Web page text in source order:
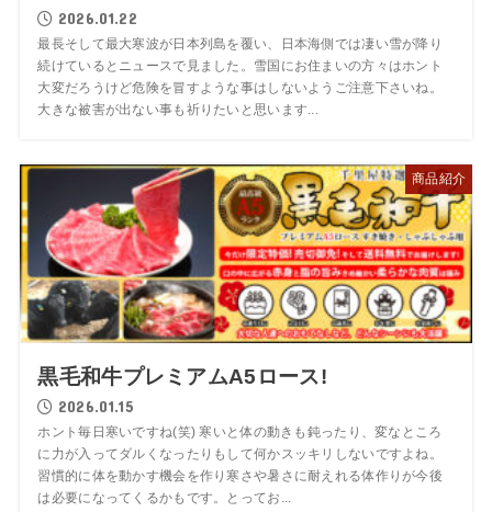
2026.01.22
最長そして最大寒波が日本列島を覆い、日本海側では凄い雪が降り
続けているとニュースで見ました。雪国にお住まいの方々はホント
大変だろうけど危険を冒すような事はしないようご注意下さいね。
大きな被害が出ない事も祈りたいと思います...
商品紹介
黒毛和牛プレミアムA5ロース!
2026.01.15
ホント毎日寒いですね(笑) 寒いと体の動きも鈍ったり、変なところ
に力が入ってダルくなったりもして何かスッキリしないですよね。
習慣的に体を動かす機会を作り寒さや暑さに耐えれる体作りが今後
は必要になってくるかもです。とってお...